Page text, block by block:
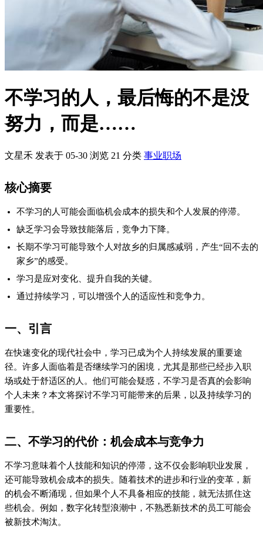
不学习的人，最后悔的不是没
努力，而是……
文星禾 发表于 05-30 浏览 21 分类 事业职场
核心摘要
不学习的人可能会面临机会成本的损失和个人发展的停滞。
缺乏学习会导致技能落后，竞争力下降。
长期不学习可能导致个人对故乡的归属感减弱，产生“回不去的
家乡”的感受。
学习是应对变化、提升自我的关键。
通过持续学习，可以增强个人的适应性和竞争力。
一、引言
在快速变化的现代社会中，学习已成为个人持续发展的重要途
径。许多人面临着是否继续学习的困境，尤其是那些已经步入职
场或处于舒适区的人。他们可能会疑惑，不学习是否真的会影响
个人未来？本文将探讨不学习可能带来的后果，以及持续学习的
重要性。
二、不学习的代价：机会成本与竞争力
不学习意味着个人技能和知识的停滞，这不仅会影响职业发展，
还可能导致机会成本的损失。随着技术的进步和行业的变革，新
的机会不断涌现，但如果个人不具备相应的技能，就无法抓住这
些机会。例如，数字化转型浪潮中，不熟悉新技术的员工可能会
被新技术淘汰。